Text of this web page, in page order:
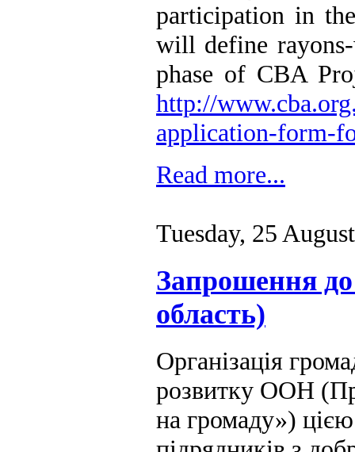
participation in
will define
phase of CBA
http://
application-form-
Read more...
Tuesday, 25
Запрошення до
область)
Організація
розвитку ООН
на громаду»)